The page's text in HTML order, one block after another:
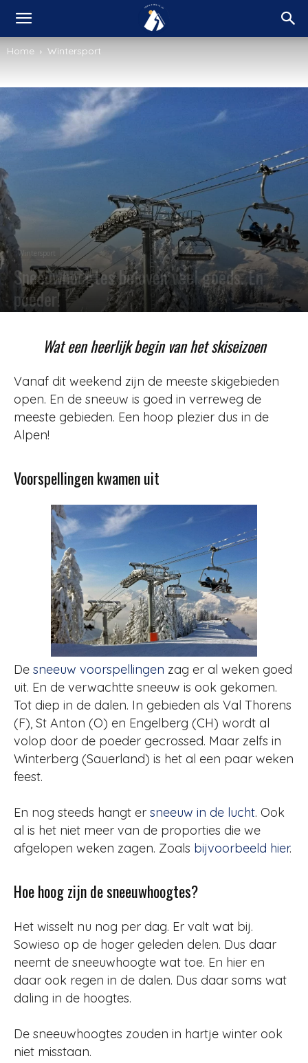
Home Wintersport
Wintersport
Sneeuwhoogtes beloven veel goeds. En
poeder!
Wat een heerlijk begin van het skiseizoen
Vanaf dit weekend zijn de meeste skigebieden
open. En de sneeuw is goed in verreweg de
meeste gebieden. Een hoop plezier dus in de
Alpen!
Voorspellingen kwamen uit
De sneeuw voorspellingen zag er al weken goed
uit. En de verwachtte sneeuw is ook gekomen.
Tot diep in de dalen. In gebieden als Val Thorens
(F), St Anton (O) en Engelberg (CH) wordt al
volop door de poeder gecrossed. Maar zelfs in
Winterberg (Sauerland) is het al een paar weken
feest.
En nog steeds hangt er sneeuw in de lucht. Ook
al is het niet meer van de proporties die we
afgelopen weken zagen. Zoals bijvoorbeeld hier.
Hoe hoog zijn de sneeuwhoogtes?
Het wisselt nu nog per dag. Er valt wat bij.
Sowieso op de hoger geleden delen. Dus daar
neemt de sneeuwhoogte wat toe. En hier en
daar ook regen in de dalen. Dus daar soms wat
daling in de hoogtes.
De sneeuwhoogtes zouden in hartje winter ook
niet misstaan.